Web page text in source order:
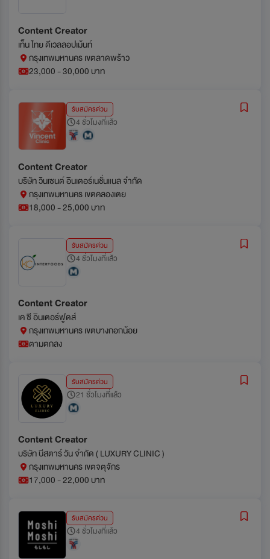
Content Creator
เท็น ไทย ดีเวลลอปเม้นท์
กรุงเทพมหานคร เขตลาดพร้าว
23,000 - 30,000 บาท
รับสมัครด่วน
4 ชั่วโมงที่แล้ว
Content Creator
บริษัท วินเซนต์ อินเตอร์เนชั่นแนล จำกัด
กรุงเทพมหานคร เขตคลองเตย
18,000 - 25,000 บาท
รับสมัครด่วน
4 ชั่วโมงที่แล้ว
Content Creator
เค ซี อินเตอร์ฟูดส์
กรุงเทพมหานคร เขตบางกอกน้อย
ตามตกลง
รับสมัครด่วน
21 ชั่วโมงที่แล้ว
Content Creator
บริษัท บีสตาร์ วัน จำกัด ( LUXURY CLINIC )
กรุงเทพมหานคร เขตจตุจักร
17,000 - 22,000 บาท
รับสมัครด่วน
4 ชั่วโมงที่แล้ว